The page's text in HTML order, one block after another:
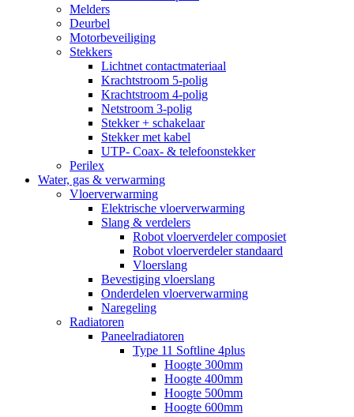
Melders
Deurbel
Motorbeveiliging
Stekkers
Lichtnet contactmateriaal
Krachtstroom 5-polig
Krachtstroom 4-polig
Netstroom 3-polig
Stekker + schakelaar
Stekker met kabel
UTP- Coax- & telefoonstekker
Perilex
Water, gas & verwarming
Vloerverwarming
Elektrische vloerverwarming
Slang & verdelers
Robot vloerverdeler composiet
Robot vloerverdeler standaard
Vloerslang
Bevestiging vloerslang
Onderdelen vloerverwarming
Naregeling
Radiatoren
Paneelradiatoren
Type 11 Softline 4plus
Hoogte 300mm
Hoogte 400mm
Hoogte 500mm
Hoogte 600mm